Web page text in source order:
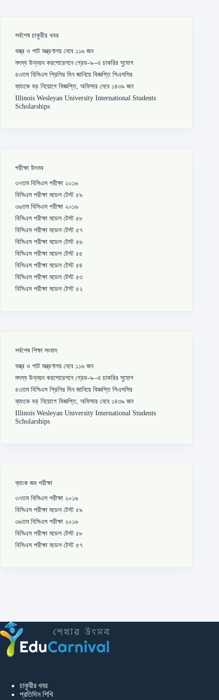
সর্বশেষ চাকুরীর খবর
বস্ত্র ও পাট মন্ত্রণালয় নেবে ১১৬ জন
মৎস্য উন্নয়ন করপোরেশনে গ্রেড-৯–এ চাকরির সুযোগ
৪৩তম বিসিএস প্রিলির দিন জানিয়ে বিজ্ঞপ্তি পিএসসির
ব্যাংকে বড় নিয়োগে বিজ্ঞপ্তি, অফিসার নেবে ১৪৩৯ জন
Illinois Wesleyan University International Students
Scholarships
পরীক্ষা উৎসব
৩৭তম বিসিএস পরীক্ষা ২০১৬
বিসিএস পরীক্ষা মডেল টেস্ট ৫৯
৩৬তম বিসিএস পরীক্ষা ২০১৬
বিসিএস পরীক্ষা মডেল টেস্ট ৫৮
বিসিএস পরীক্ষা মডেল টেস্ট ৫৭
বিসিএস পরীক্ষা মডেল টেস্ট ৫৬
বিসিএস পরীক্ষা মডেল টেস্ট ৫৫
বিসিএস পরীক্ষা মডেল টেস্ট ৫৪
বিসিএস পরীক্ষা মডেল টেস্ট ৫৩
বিসিএস পরীক্ষা মডেল টেস্ট ৫২
সর্বশেষ শিক্ষা সংবাদ
বস্ত্র ও পাট মন্ত্রণালয় নেবে ১১৬ জন
মৎস্য উন্নয়ন করপোরেশনে গ্রেড-৯–এ চাকরির সুযোগ
৪৩তম বিসিএস প্রিলির দিন জানিয়ে বিজ্ঞপ্তি পিএসসির
ব্যাংকে বড় নিয়োগে বিজ্ঞপ্তি, অফিসার নেবে ১৪৩৯ জন
Illinois Wesleyan University International Students
Scholarships
ব্যাংক জব পরীক্ষা
৩৭তম বিসিএস পরীক্ষা ২০১৬
বিসিএস পরীক্ষা মডেল টেস্ট ৫৯
৩৬তম বিসিএস পরীক্ষা ২০১৬
বিসিএস পরীক্ষা মডেল টেস্ট ৫৮
বিসিএস পরীক্ষা মডেল টেস্ট ৫৭
চাকুরীর খবর
প্রতিদিন শিখি